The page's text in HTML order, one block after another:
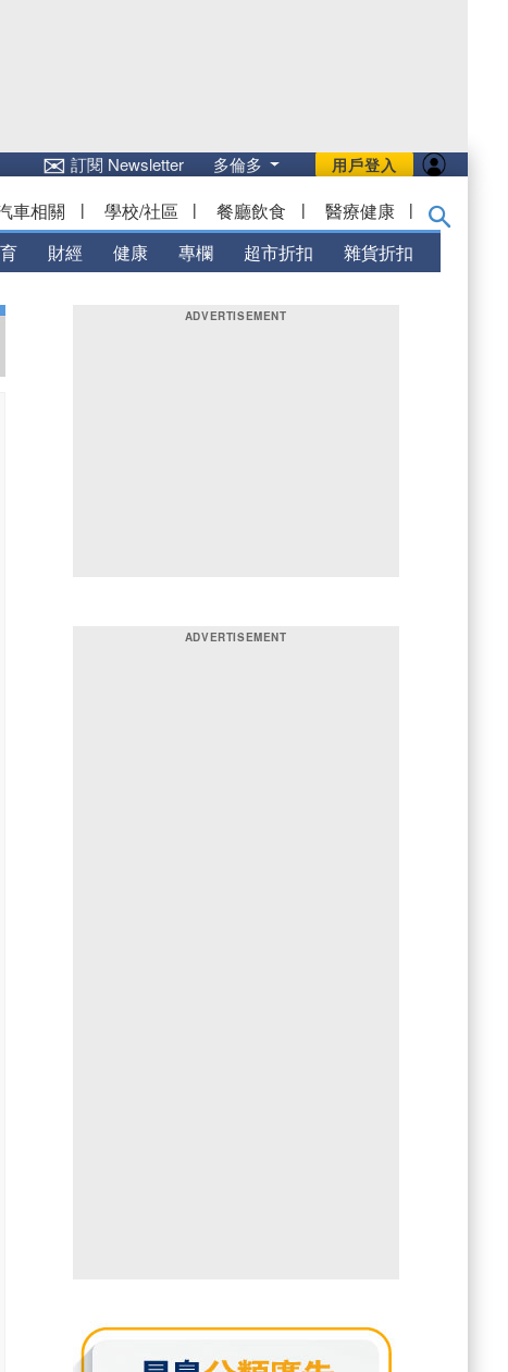
用戶登入
✉訂閱 Newsletter 多倫多
車相關 | 學校/社區 | 餐廳飲食 | 醫療健康 |
財經 健康 專欄 超市折扣 雜貨折扣